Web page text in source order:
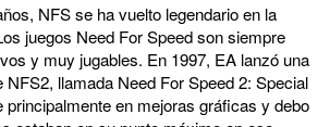
NFS se ha vuelto legendario en la
juegos Need For Speed son siempre
y muy jugables. En 1997, EA lanzó una
llamada Need For Speed 2: Special
principalmente en mejoras gráficas y debo